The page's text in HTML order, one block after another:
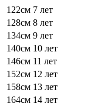
122см 7 лет
128см 8 лет
134см 9 лет
140см 10 лет
146см 11 лет
152см 12 лет
158см 13 лет
164см 14 лет